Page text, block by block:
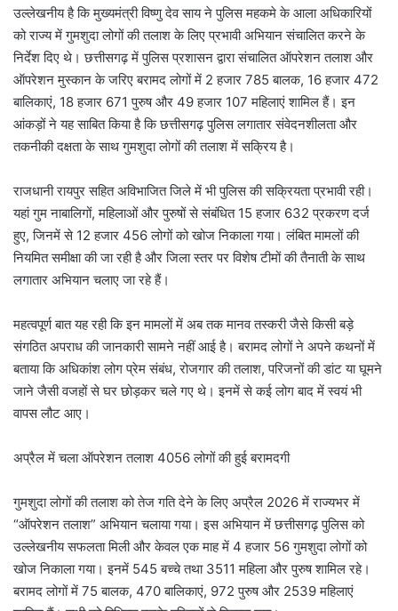
उल्लेखनीय है कि मुख्यमंत्री विष्णु देव साय ने पुलिस महकमे के आला अधिकारियों
को राज्य में गुमशुदा लोगों की तलाश के लिए प्रभावी अभियान संचालित करने के
निर्देश दिए थे। छत्तीसगढ़ में पुलिस प्रशासन द्वारा संचालित ऑपरेशन तलाश और
ऑपरेशन मुस्कान के जरिए बरामद लोगों में 2 हजार 785 बालक, 16 हजार 472
बालिकाएं, 18 हजार 671 पुरुष और 49 हजार 107 महिलाएं शामिल हैं। इन
आंकड़ों ने यह साबित किया है कि छत्तीसगढ़ पुलिस लगातार संवेदनशीलता और
तकनीकी दक्षता के साथ गुमशुदा लोगों की तलाश में सक्रिय है।
राजधानी रायपुर सहित अविभाजित जिले में भी पुलिस की सक्रियता प्रभावी रही।
यहां गुम नाबालिगों, महिलाओं और पुरुषों से संबंधित 15 हजार 632 प्रकरण दर्ज
हुए, जिनमें से 12 हजार 456 लोगों को खोज निकाला गया। लंबित मामलों की
नियमित समीक्षा की जा रही है और जिला स्तर पर विशेष टीमों की तैनाती के साथ
लगातार अभियान चलाए जा रहे हैं।
महत्वपूर्ण बात यह रही कि इन मामलों में अब तक मानव तस्करी जैसे किसी बड़े
संगठित अपराध की जानकारी सामने नहीं आई है। बरामद लोगों ने अपने कथनों में
बताया कि अधिकांश लोग प्रेम संबंध, रोजगार की तलाश, परिजनों की डांट या घूमने
जाने जैसी वजहों से घर छोड़कर चले गए थे। इनमें से कई लोग बाद में स्वयं भी
वापस लौट आए।
अप्रैल में चला ऑपरेशन तलाश 4056 लोगों की हुई बरामदगी
गुमशुदा लोगों की तलाश को तेज गति देने के लिए अप्रैल 2026 में राज्यभर में
“ऑपरेशन तलाश” अभियान चलाया गया। इस अभियान में छत्तीसगढ़ पुलिस को
उल्लेखनीय सफलता मिली और केवल एक माह में 4 हजार 56 गुमशुदा लोगों को
खोज निकाला गया। इनमें 545 बच्चे तथा 3511 महिला और पुरुष शामिल रहे।
बरामद लोगों में 75 बालक, 470 बालिकाएं, 972 पुरुष और 2539 महिलाएं